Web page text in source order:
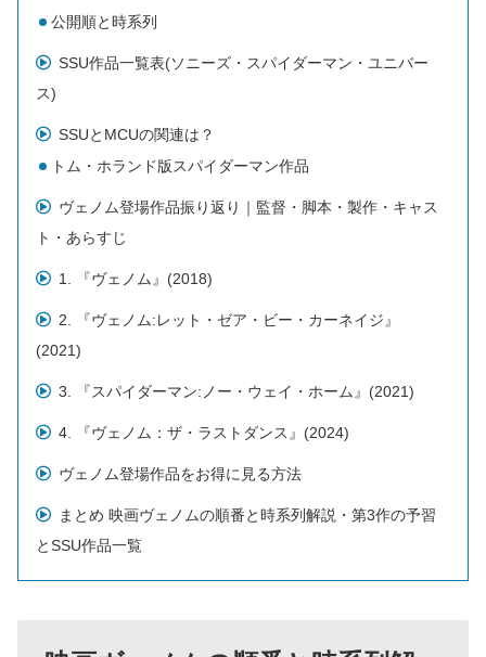
公開順と時系列
SSU作品一覧表(ソニーズ・スパイダーマン・ユニバー
ス)
SSUとMCUの関連は？
トム・ホランド版スパイダーマン作品
ヴェノム登場作品振り返り｜監督・脚本・製作・キャス
ト・あらすじ
1. 『ヴェノム』(2018)
2. 『ヴェノム:レット・ゼア・ビー・カーネイジ』
(2021)
3. 『スパイダーマン:ノー・ウェイ・ホーム』(2021)
4. 『ヴェノム：ザ・ラストダンス』(2024)
ヴェノム登場作品をお得に見る方法
まとめ 映画ヴェノムの順番と時系列解説・第3作の予習
とSSU作品一覧